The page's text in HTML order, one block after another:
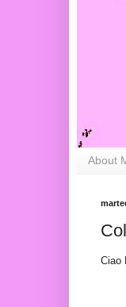
About
Ciao